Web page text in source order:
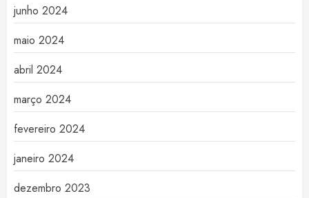
junho 2024
maio 2024
abril 2024
março 2024
fevereiro 2024
janeiro 2024
dezembro 2023